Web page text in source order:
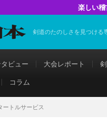
楽しい
剣道のたのしさを見つける
ビュー 大会レポート
コラム
ートルサービス